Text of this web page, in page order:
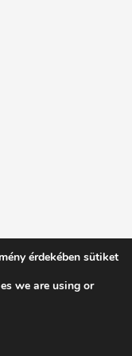
by WordPress
érdekében sütiket
we are using or